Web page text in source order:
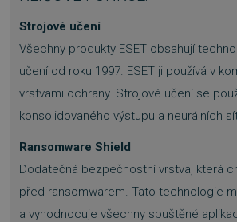
Strojové učení
Všechny produkty ESET obsahují
učení od roku 1997. ESET ji používá v
vrstvami ochrany. Strojové učení se
konsolidovaného výstupu a neurálních
Ransomware Shield
Dodatečná bezpečnostní vrstva, která
před ransomwarem. Tato technologie
a vyhodnocuje všechny spuštěné